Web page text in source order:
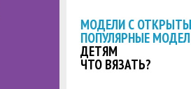
МОДЕЛИ С
ПОПУЛЯРНЫЕ
ДЕТЯМ
ЧТО ВЯЗАТЬ?